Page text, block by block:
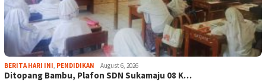
BERITA HARI INI, PENDIDIKAN August 6, 2026
Ditopang Bambu, Plafon SDN Sukamaju 08 K…